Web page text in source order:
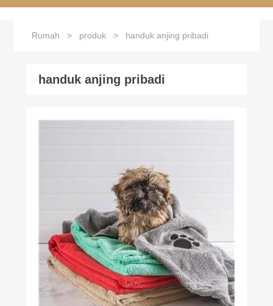
Rumah > produk > handuk anjing pribadi
handuk anjing pribadi